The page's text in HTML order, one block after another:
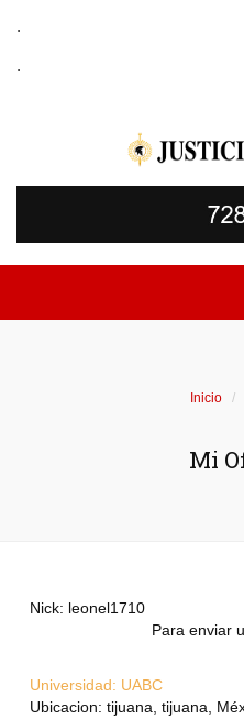
.
.
Inicio
Mi
Nick: leonel1710
Para enviar
Universidad: UABC
Ubicacion: tijuana, tijuana,